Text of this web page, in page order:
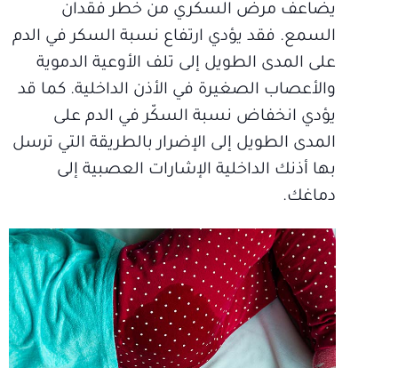
يضاعف مرض السكري من خطر فقدان
السمع. فقد يؤدي ارتفاع نسبة السكر في الدم
على المدى الطويل إلى تلف الأوعية الدموية
والأعصاب الصغيرة في الأذن الداخلية. كما قد
يؤدي انخفاض نسبة السكّر في الدم على
المدى الطويل إلى الإضرار بالطريقة التي ترسل
بها أذنك الداخلية الإشارات العصبية إلى
دماغك.